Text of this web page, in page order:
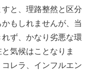
と、理路整然と区分
もしれませんが、当
ず、かなり劣悪な環
気候はことなりま
レラ、インフルエン